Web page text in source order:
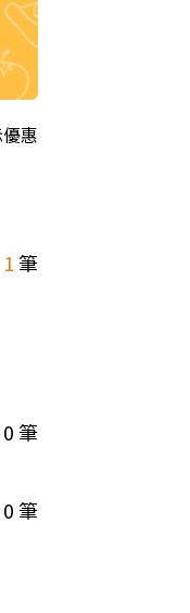
惠
1筆
0筆
0筆